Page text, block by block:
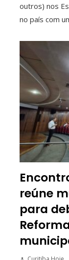
outros) nos
no país com
reúne
para